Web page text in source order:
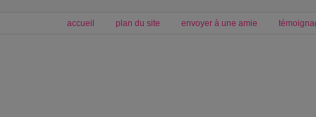
accueil plan du site envoyer à une amie